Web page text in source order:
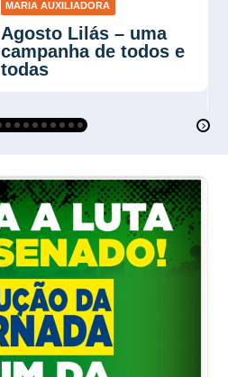
MARIA AUXILIADORA
Agosto Lilás – uma
campanha de todos e
todas